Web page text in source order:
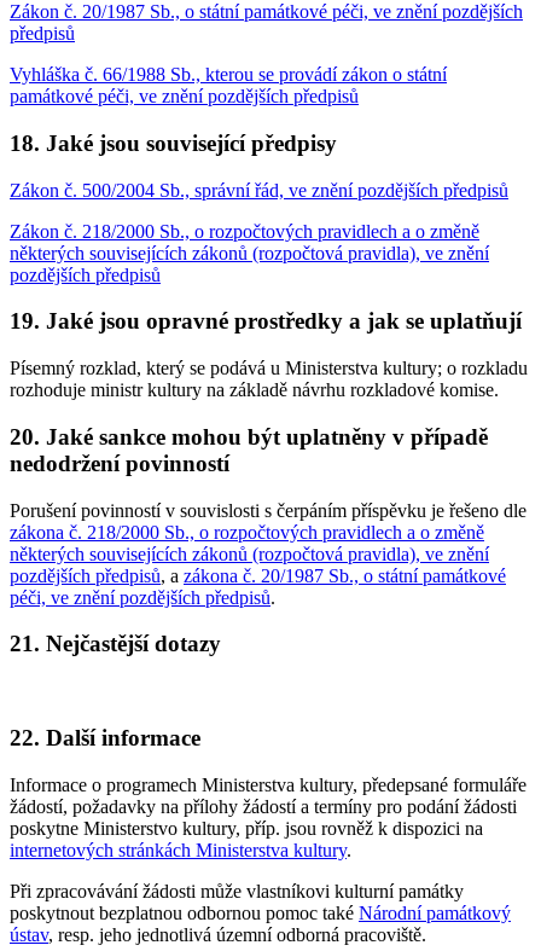
Zákon č. 20/1987 Sb., o státní památkové péči, ve znění pozdějších
předpisů
Vyhláška č. 66/1988 Sb., kterou se provádí zákon o státní
památkové péči, ve znění pozdějších předpisů
18. Jaké jsou související předpisy
Zákon č. 500/2004 Sb., správní řád, ve znění pozdějších předpisů
Zákon č. 218/2000 Sb., o rozpočtových pravidlech a o změně
některých souvisejících zákonů (rozpočtová pravidla), ve znění
pozdějších předpisů
19. Jaké jsou opravné prostředky a jak se uplatňují
Písemný rozklad, který se podává u Ministerstva kultury; o rozkladu
rozhoduje ministr kultury na základě návrhu rozkladové komise.
20. Jaké sankce mohou být uplatněny v případě
nedodržení povinností
Porušení povinností v souvislosti s čerpáním příspěvku je řešeno dle
zákona č. 218/2000 Sb., o rozpočtových pravidlech a o změně
některých souvisejících zákonů (rozpočtová pravidla), ve znění
pozdějších předpisů, a zákona č. 20/1987 Sb., o státní památkové
péči, ve znění pozdějších předpisů.
21. Nejčastější dotazy
22. Další informace
Informace o programech Ministerstva kultury, předepsané formuláře
žádostí, požadavky na přílohy žádostí a termíny pro podání žádosti
poskytne Ministerstvo kultury, příp. jsou rovněž k dispozici na
internetových stránkách Ministerstva kultury.
Při zpracovávání žádosti může vlastníkovi kulturní památky
poskytnout bezplatnou odbornou pomoc také Národní památkový
ústav, resp. jeho jednotlivá územní odborná pracoviště.